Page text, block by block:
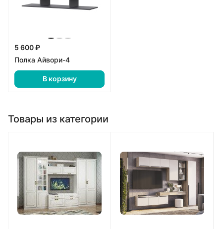
5 600 ₽
Полка Айвори-4
В корзину
Товары из категории